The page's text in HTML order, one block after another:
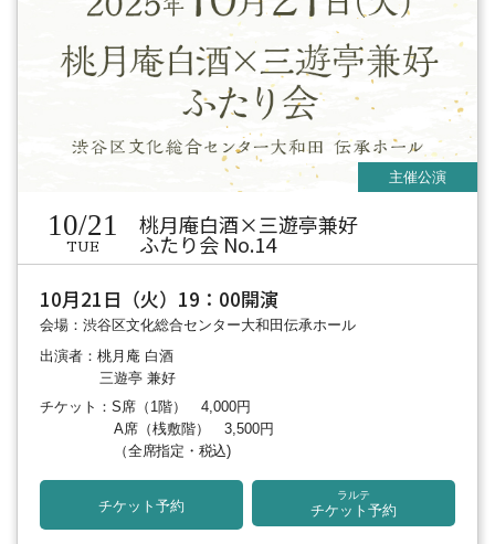
10/21
TUE
桃月庵白酒×三遊亭兼好
ふたり会 No.14
10月21日（火）19：00開演
会場：渋谷区文化総合センター大和田伝承ホール
出演者：桃月庵 白酒
三遊亭 兼好
チケット：S席（1階） 4,000円
A席（桟敷階） 3,500円
（全席指定・税込)
チケット予約
ラルテ
チケット予約